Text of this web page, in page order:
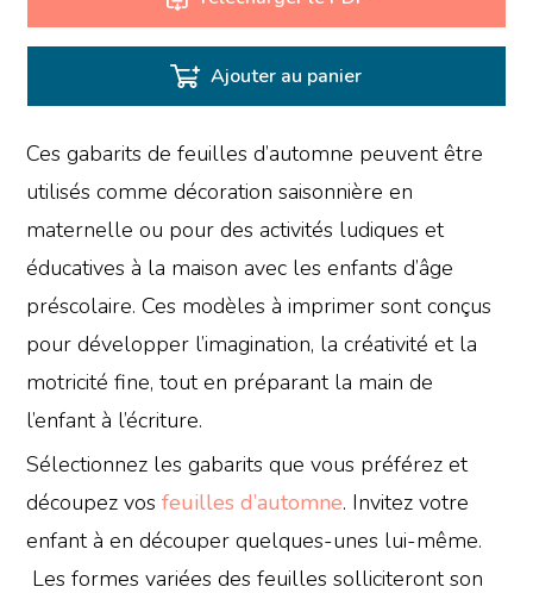
Ajouter au panier
Ces gabarits de feuilles d’automne peuvent être
utilisés comme décoration saisonnière en
maternelle ou pour des activités ludiques et
éducatives à la maison avec les enfants d’âge
préscolaire. Ces modèles à imprimer sont conçus
pour développer l’imagination, la créativité et la
motricité fine, tout en préparant la main de
l’enfant à l’écriture.
Sélectionnez les gabarits que vous préférez et
découpez vosfeuilles d’automne. Invitez votre
enfant à en découper quelques-unes lui-même.
Les formes variées des feuilles solliciteront son